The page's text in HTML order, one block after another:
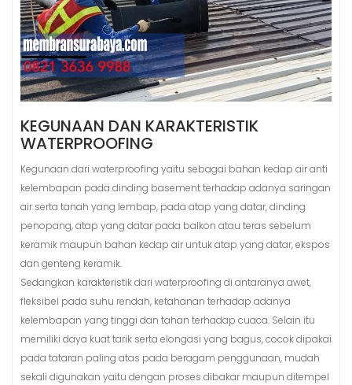
KEGUNAAN DAN KARAKTERISTIK
WATERPROOFING
Kegunaan dari waterproofing yaitu sebagai bahan kedap air anti
kelembapan pada dinding basement terhadap adanya saringan
air serta tanah yang lembap, pada atap yang datar, dinding
penopang, atap yang datar pada balkon atau teras sebelum
keramik maupun bahan kedap air untuk atap yang datar, ekspos
dan genteng keramik.
Sedangkan karakteristik dari waterproofing di antaranya awet,
fleksibel pada suhu rendah, ketahanan terhadap adanya
kelembapan yang tinggi dan tahan terhadap cuaca. Selain itu
memiliki daya kuat tarik serta elongasi yang bagus, cocok dipakai
pada tataran paling atas pada beragam penggunaan, mudah
sekali digunakan yaitu dengan proses dibakar maupun ditempel